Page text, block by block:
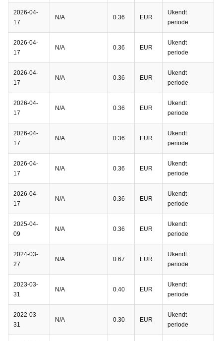
2026-04-
17
N/A 0.36 EUR
Ukendt
periode
2026-04-
17
N/A 0.36 EUR
Ukendt
periode
2026-04-
17
N/A 0.36 EUR
Ukendt
periode
2026-04-
17
N/A 0.36 EUR
Ukendt
periode
2026-04-
17
N/A 0.36 EUR
Ukendt
periode
2026-04-
17
N/A 0.36 EUR
Ukendt
periode
2026-04-
17
N/A 0.36 EUR
Ukendt
periode
2025-04-
09
N/A 0.36 EUR
Ukendt
periode
2024-03-
27
N/A 0.67 EUR
Ukendt
periode
2023-03-
31
N/A 0.40 EUR
Ukendt
periode
2022-03-
31
N/A 0.30 EUR
Ukendt
periode